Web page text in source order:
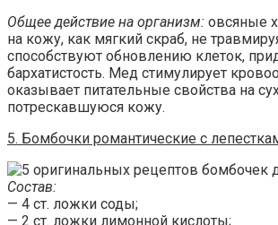
Общее действие на организм: овсяные
на кожу, как мягкий скраб, не
способствуют обновлению клеток,
бархатистость. Мед стимулирует
оказывает питательные свойства на
потрескавшуюся кожу.
5. Бомбочки романтические с
Состав:
— 4 ст. ложки соды;
— 2 ст. ложки лимонной кислоты;